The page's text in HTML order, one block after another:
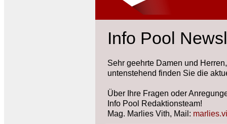
Info Pool
Sehr geehrte Damen und Herren,
untenstehend finden Sie die
Über Ihre Fragen oder
Info Pool Redaktionsteam!
Mag. Marlies Vith, Mail: